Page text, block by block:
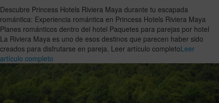
Descubre Princess Hotels Riviera Maya durante tu escapada
romántica: Experiencia romántica en Princess Hotels Riviera Maya
Planes románticos dentro del hotel Paquetes para parejas por hotel
La Riviera Maya es uno de esos destinos que parecen haber sido
creados para disfrutarse en pareja. Leer artículo completoLeer
artículo completo